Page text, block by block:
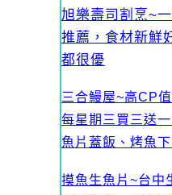
旭樂壽司割烹~
推薦，食材新鮮
都很優
三合鰻屋~高CP
每星期三買三送
魚片蓋飯、烤魚
摸魚生魚片~台中